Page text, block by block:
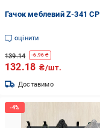
Гачок меблевий Z-341 CP
оцінити
139.14 -6.96 ₴
132.18 ₴/шт.
Доставимо